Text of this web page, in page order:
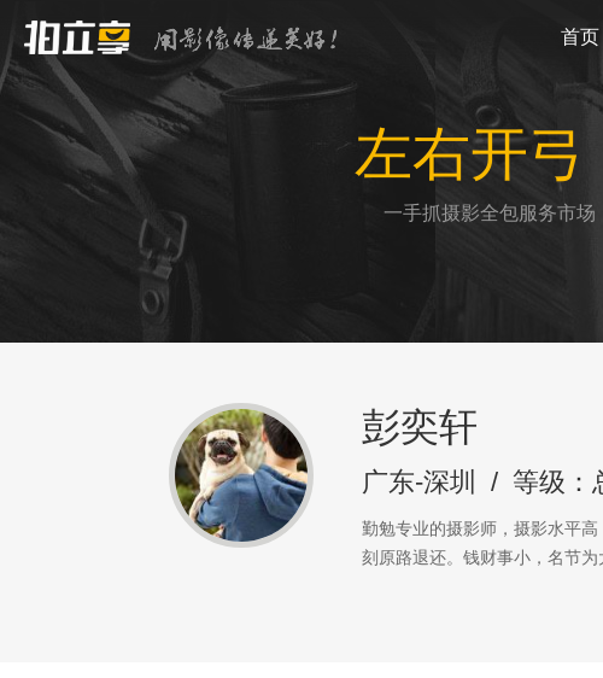
首页
左右开弓
一手抓摄影全包服务市
彭奕轩
广东-深圳 / 等级：
勤勉专业的摄影师，摄影水平
刻原路退还。钱财事小，名节为